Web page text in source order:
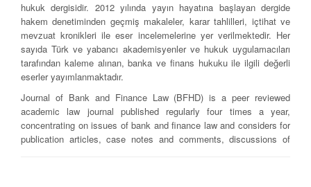
hukuk dergisidir. 2012 yılında yayın hayatına başlayan dergide
hakem deneti­minden geçmiş makaleler, karar tahlilleri, içtihat ve
mev­zuat kro­nikleri ile eser incelemelerine yer verilmektedir. Her
sayıda Türk ve ya­bancı akademisyenler ve hukuk uygulamacıları
tarafından kaleme alınan, banka ve finans hukuku ile ilgili değerli
eserler yayımlan­maktadır.
Journal of Bank and Finance Law (BFHD) is a peer reviewed
academic law journal published regularly four times a year,
concentrating on issues of bank and finance law and considers for
publication articles, case notes and comments, discussions of